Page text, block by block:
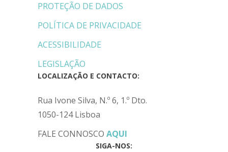
PROTEÇÃO DE DADOS
POLÍTICA DE PRIVACIDADE
ACESSIBILIDADE
LEGISLAÇÃO
LOCALIZAÇÃO E CONTACTO:
Rua Ivone Silva, N.º 6, 1.º Dto.
1050-124 Lisboa
FALE CONNOSCO AQUI
SIGA-NOS: